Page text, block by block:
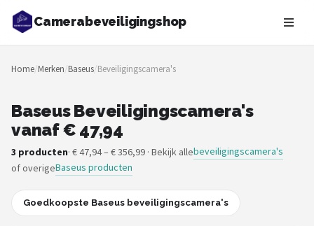
Camerabeveiligingshop
Zoeken
NAVIGATIE
Merken
Blog
Beveiligingscamera's
Home/Merken/Baseus/Beveiligingscamera's
Baseus Beveiligingscamera's
vanaf € 47,94
3 producten· € 47,94 – € 356,99 · Bekijk allebeveiligingscamera's
of overigeBaseus producten
Goedkoopste Baseus beveiligingscamera's